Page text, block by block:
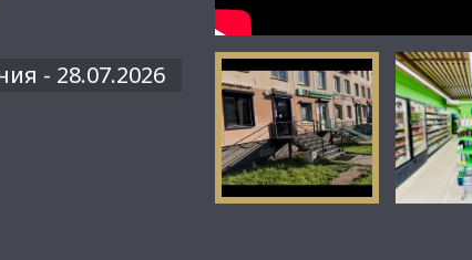
- 28.07.2026